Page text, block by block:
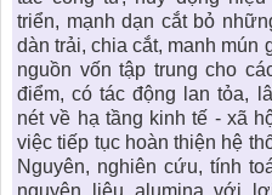
triển, mạnh dạn cắt bỏ
dàn trải, chia cắt, manh mún
nguồn vốn tập trung cho
điểm, có tác động lan tỏa,
nét về hạ tầng kinh tế - xã
việc tiếp tục hoàn thiện hệ
Nguyên, nghiên cứu, tính